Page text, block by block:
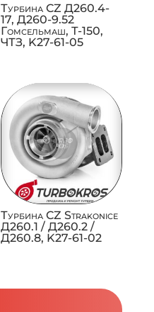
Турбина CZ Д260.4-
17, Д260-9.52
Гомсельмаш, Т-150,
ЧТЗ, K27-61-05
Турбина CZ Strakonice
Д260.1 / Д260.2 /
Д260.8, K27-61-02